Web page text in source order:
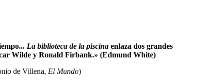
La biblioteca de la piscina enlaza dos grandes
Wilde y Ronald Firbank.» (Edmund White)
de Villena, El Mundo)